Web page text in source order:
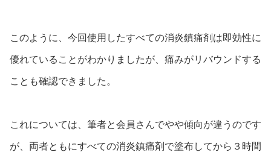
このように、今回使用したすべての消炎鎮痛剤は即効性に
優れていることがわかりましたが、痛みがリバウンドする
ことも確認できました。
これについては、筆者と会員さんでやや傾向が違うのです
が、両者ともにすべての消炎鎮痛剤で塗布してから３時間